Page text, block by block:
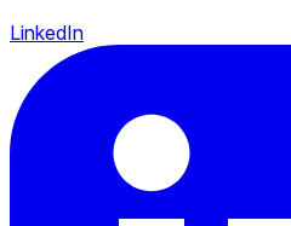
LinkedIn